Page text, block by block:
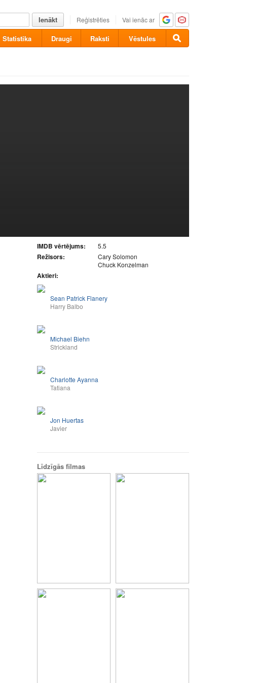
Ienākt Reģistrēties Vai ienāc ar
Statistika Draugi Raksti Vēstules
IMDB vērtējums: 5.5
Režisors:
Cary Solomon
Chuck Konzelman
Aktieri:
Sean Patrick Flanery
Harry Balbo
Michael Biehn
Strickland
Charlotte Ayanna
Tatiana
Jon Huertas
Javier
Līdzīgās filmas